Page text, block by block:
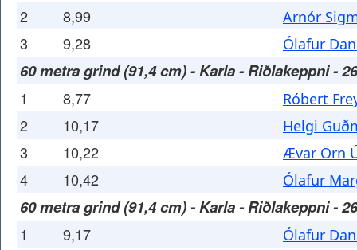
2 8,99 Arnór
3 9,28 Ólafur
60 metra grind (91,4 cm) - Karla - Riðlakeppni -
1 8,77 Róbert
2 10,17 Helgi
3 10,22 Ævar Örn
4 10,42 Ólafur
60 metra grind (91,4 cm) - Karla - Riðlakeppni -
1 9,17 Ólafur